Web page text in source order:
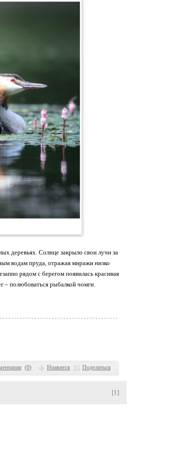
(0) Нравится Поделиться
деревьях. Солнце закрыло свои лучи за
водам пруда, отражая миражи низко
рядом с берегом появилась красивая
– полюбоваться рыбалкой чомги.
[1]